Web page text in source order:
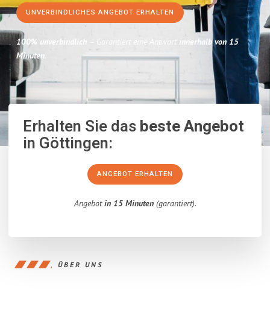
UNVERBINDLICHES ANGEBOT ERHALTEN
100% unverbindlich – Garantiert eine Antwort innerhalb von 15
Minuten.
Erhalten Sie dasbeste Angebot
in Göttingen:
ANGEBOT ERHALTEN
Angebotin 15 Minuten(garantiert).
ÜBER UNS